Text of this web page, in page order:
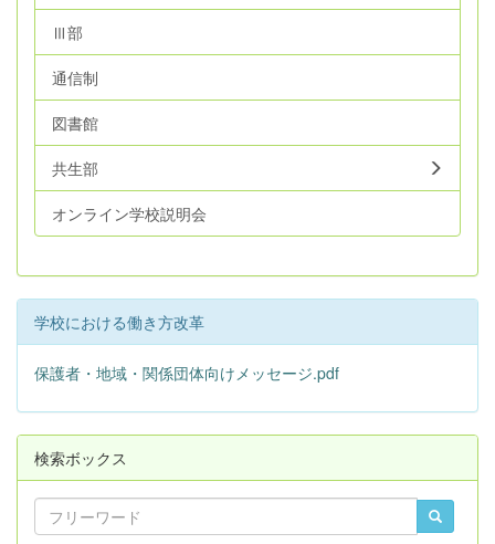
Ⅲ部
通信制
図書館
共生部
オンライン学校説明会
学校における働き方改革
保護者・地域・関係団体向けメッセージ.pdf
検索ボックス